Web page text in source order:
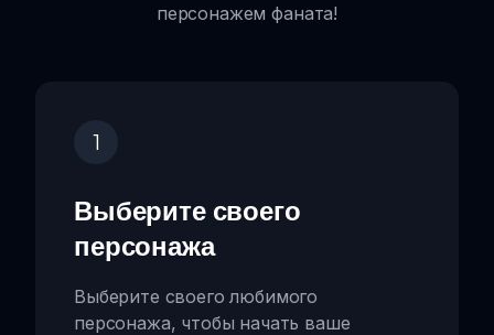
персонажем фаната!
1
Выберите своего
персонажа
Выберите своего любимого
персонажа, чтобы начать ваше